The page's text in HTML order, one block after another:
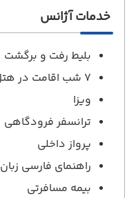
خدمات آژانس
بلیط رفت و برگشت
7 شب اقامت در هتل با صبحانه
ویزا
ترانسفر فرودگاهی
پرواز داخلی
راهنمای فارسی زبان
بیمه مسافرتی